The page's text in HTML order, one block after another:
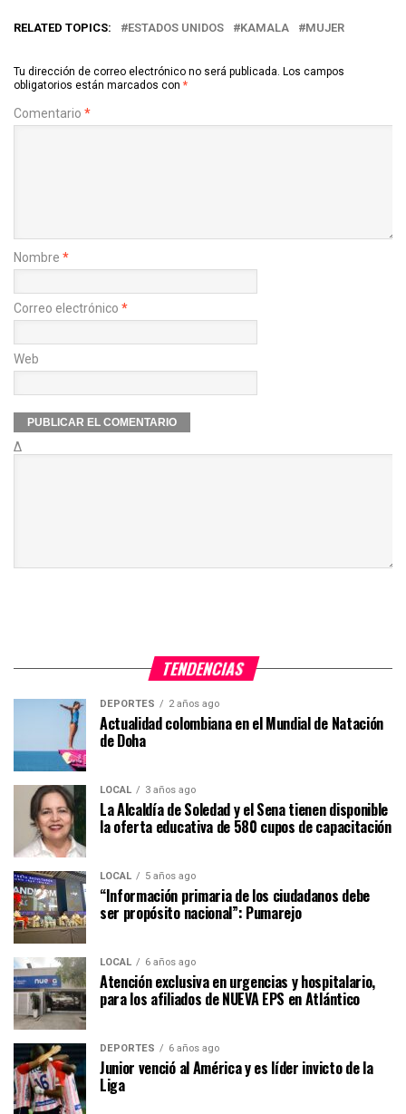
RELATED TOPICS: ESTADOS UNIDOS KAMALA MUJER
Tu dirección de correo electrónico no será publicada. Los campos
obligatorios están marcados con *
Comentario *
Nombre *
Correo electrónico *
Web
Δ
TENDENCIAS
DEPORTES 2 años ago
Actualidad colombiana en el Mundial de Natación
de Doha
LOCAL 3 años ago
La Alcaldía de Soledad y el Sena tienen disponible
la oferta educativa de 580 cupos de capacitación
LOCAL 5 años ago
“Información primaria de los ciudadanos debe
ser propósito nacional”: Pumarejo
LOCAL 6 años ago
Atención exclusiva en urgencias y hospitalario,
para los afiliados de NUEVA EPS en Atlántico
DEPORTES 6 años ago
Junior venció al América y es líder invicto de la
Liga